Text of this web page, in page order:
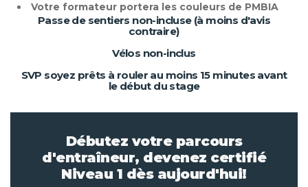
Votre formateur portera les couleurs de PMBIA
Passe de sentiers non-incluse (à moins d'avis
contraire)
Vélos non-inclus
SVP soyez prêts à rouler au moins 15 minutes avant
le début du stage
Débutez votre parcours
d'entraîneur, devenez certifié
Niveau 1 dès aujourd'hui!